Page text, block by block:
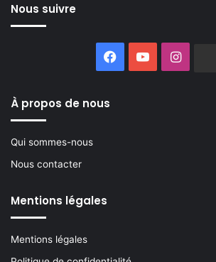
Nous suivre
Facebook
YouTube
À propos de nous
Qui sommes-nous
Nous contacter
Mentions légales
Mentions légales